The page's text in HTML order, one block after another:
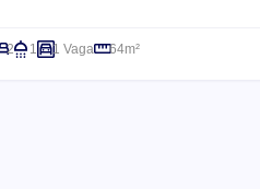
2 1 1 Vaga 64m²